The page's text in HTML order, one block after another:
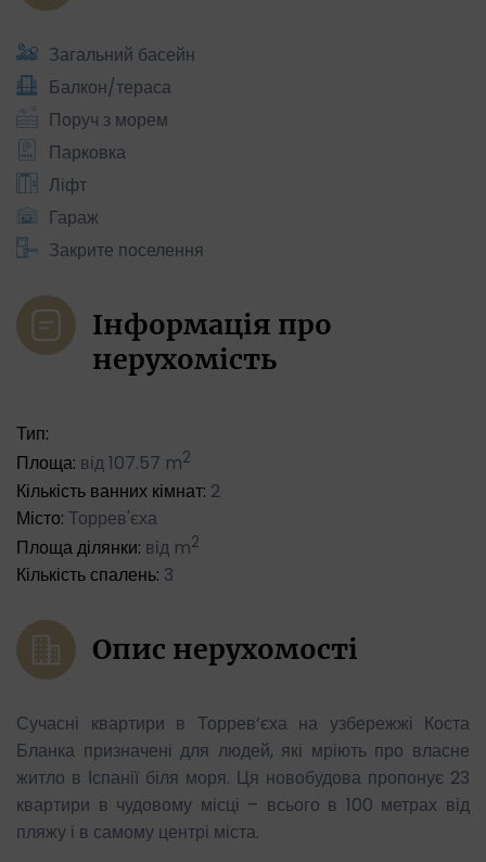
Загальний басейн
Балкон/тераса
Поруч з морем
Парковка
Ліфт
Гараж
Закрите поселення
Інформація про
нерухомість
Тип:
Площа: від 107.57 m2
Кількість ванних кімнат: 2
Місто: Торрев'єха
Площа ділянки: від m2
Кількість спалень: 3
Опис нерухомості
Сучасні квартири в Торрев’єха на узбережжі Коста
Бланка призначені для людей, які мріють про власне
житло в Іспанії біля моря. Ця новобудова пропонує 23
квартири в чудовому місці – всього в 100 метрах від
пляжу і в самому центрі міста.